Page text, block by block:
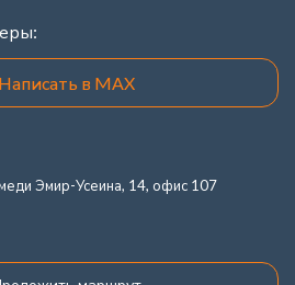
Написать в MAX
Эмир-Усеина, 14, офис 107